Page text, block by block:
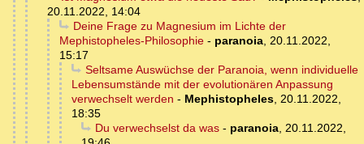
20.11.2022, 14:04
Deine Frage zu Magnesium im Lichte der
Mephistopheles-Philosophie - paranoia, 20.11.2022,
15:17
Seltsame Auswüchse der Paranoia, wenn individuelle
Lebensumstände mit der evolutionären Anpassung
verwechselt werden - Mephistopheles, 20.11.2022,
18:35
Du verwechselst da was- paranoia, 20.11.2022,